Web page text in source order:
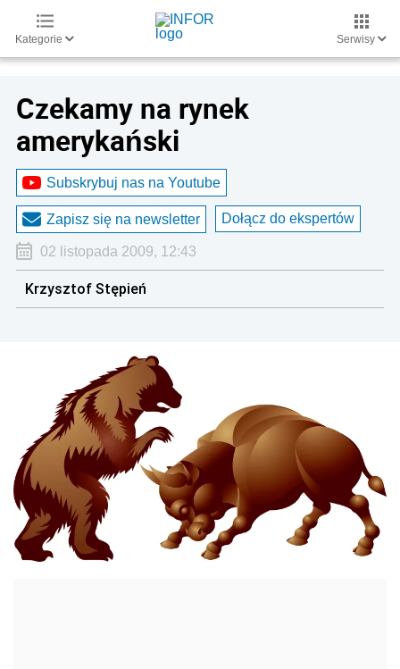
Kategorie Serwisy
Czekamy na rynek
amerykański
Subskrybuj nas na Youtube
Zapisz się na newsletter Dołącz do ekspertów
02 listopada 2009, 12:43
Krzysztof Stępień